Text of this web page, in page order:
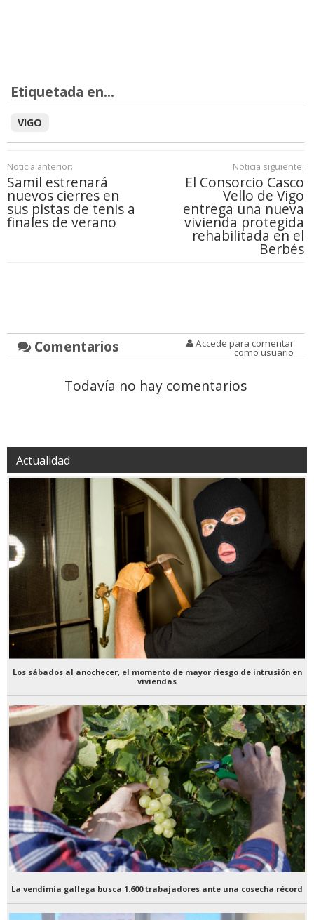
Etiquetada en...
VIGO
Noticia anterior:
Samil estrenará
nuevos cierres en
sus pistas de tenis a
finales de verano
Noticia siguiente:
El Consorcio Casco
Vello de Vigo
entrega una nueva
vivienda protegida
rehabilitada en el
Berbés
Comentarios Accede para comentar
como usuario
Todavía no hay comentarios
Actualidad
Los sábados al anochecer, el momento de mayor riesgo de intrusión en
viviendas
La vendimia gallega busca 1.600 trabajadores ante una cosecha récord